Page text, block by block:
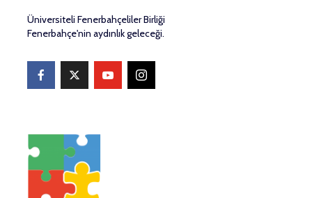
Üniversiteli Fenerbahçeliler Birliği
Fenerbahçe'nin aydınlık geleceği.